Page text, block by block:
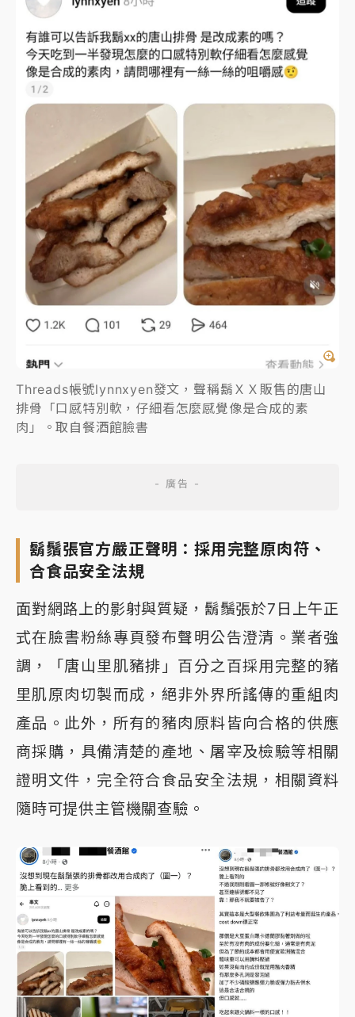
Threads帳號lynnxyen發文，聲稱鬍ＸＸ販售的唐山
排骨「口感特別軟，仔細看怎麼感覺像是合成的素
肉」。取自餐酒館臉書
鬍鬚張官方嚴正聲明：採用完整原肉符、
合食品安全法規
面對網路上的影射與質疑，鬍鬚張於7日上午正
式在臉書粉絲專頁發布聲明公告澄清。業者強
調，「唐山里肌豬排」百分之百採用完整的豬
里肌原肉切製而成，絕非外界所謠傳的重組肉
產品。此外，所有的豬肉原料皆向合格的供應
商採購，具備清楚的產地、屠宰及檢驗等相關
證明文件，完全符合食品安全法規，相關資料
隨時可提供主管機關查驗。